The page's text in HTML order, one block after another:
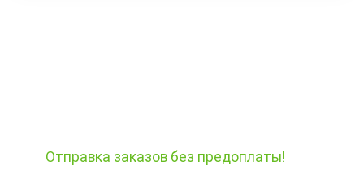
Отправка заказов без предоплаты!